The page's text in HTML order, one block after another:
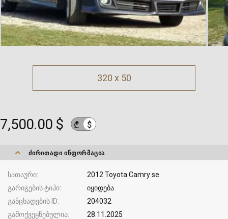
320 x 50
7,500.00 $ ₾ $
ᲫᲘᲠᲘᲗᲐᲓᲘ ᲘᲜᲤᲝᲠᲛᲐᲪᲘᲐ
სათაური
2012 Toyota Camry se
გარიგების ტიპი
იყიდება
განცხადების ID
204032
გამოქვეყნებულია
28.11.2025